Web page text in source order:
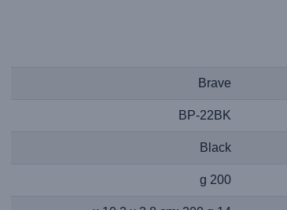
Brave
BP-22BK
Black
200 g